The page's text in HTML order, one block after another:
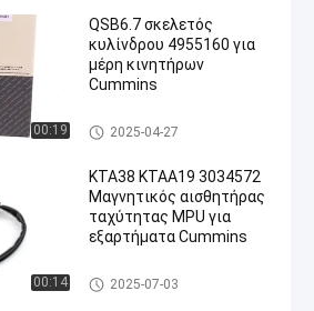
00:19
QSB6.7 σκελετός
κυλίνδρου 4955160 για
μέρη κινητήρων
Cummins
Ανταλλακτικά κινητήρα CUM
MINS
2025-04-27
00:14
ΚΤΑ38 ΚΤΑA19 3034572
Μαγνητικός αισθητήρας
ταχύτητας MPU για
εξαρτήματα Cummins
Ανταλλακτικά κινητήρα CUM
MINS
2025-07-03